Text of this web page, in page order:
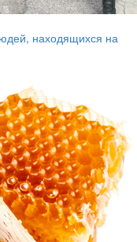
находящихся на